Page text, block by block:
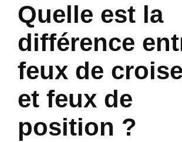
Quelle est la
différence
feux de
et feux de
position ?